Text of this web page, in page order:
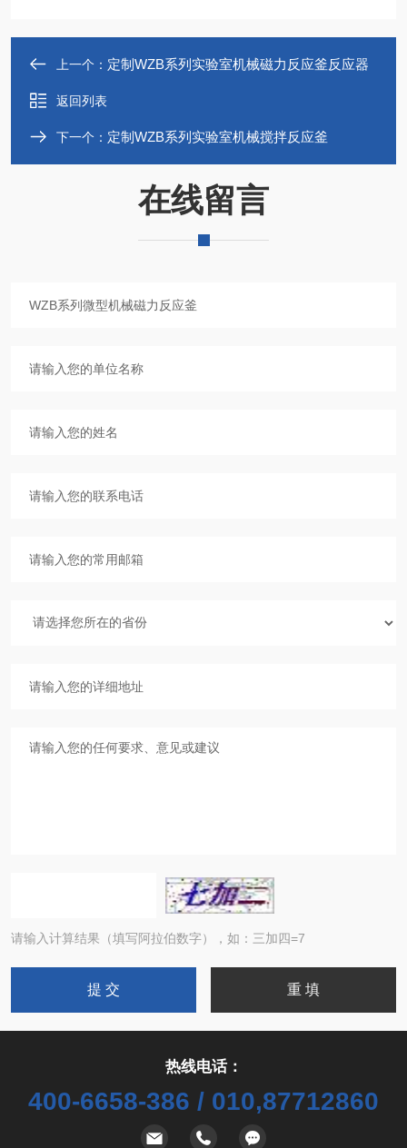
上一个： 定制WZB系列实验室机械磁力反应釜反应器
返回列表
下一个： 定制WZB系列实验室机械搅拌反应釜
在线留言
请输入计算结果（填写阿拉伯数字），如：三加四=7
热线电话：
400-6658-386 / 010,87712860